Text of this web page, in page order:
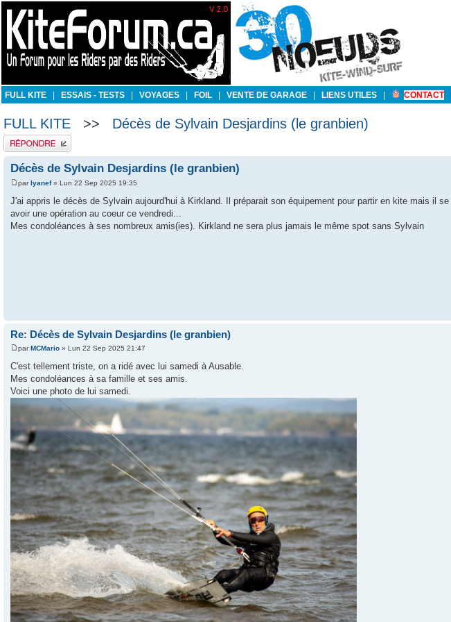
FULL KITE ESSAIS - TESTS VOYAGES FOIL VENTE DE GARAGE LIENS UTILES CONTACT
FULL KITE >> Décès de Sylvain Desjardins (le granbien)
Publier une réponse
Décès de Sylvain Desjardins (le granbien)
parlyanef» Lun 22 Sep 2025 19:35
J'ai appris le décès de Sylvain aujourd'hui à Kirkland. Il préparait son équipement pour partir en kite mais il
avoir une opération au coeur ce vendredi...
Mes condoléances à ses nombreux amis(ies). Kirkland ne sera plus jamais le même spot sans Sylvain
Re: Décès de Sylvain Desjardins (le granbien)
parMCMario » Lun 22 Sep 2025 21:47
C'est tellement triste, on a ridé avec lui samedi à Ausable.
Mes condoléances à sa famille et ses amis.
Voici une photo de lui samedi.